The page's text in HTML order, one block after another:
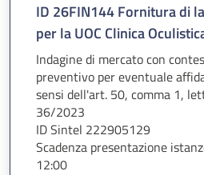
ID 26FIN144 Fornitura di
per la UOC Clinica
Indagine di mercato con
preventivo per eventuale
sensi dell'art. 50, comma 1,
36/2023
ID Sintel 222905129
Scadenza presentazione
12:00